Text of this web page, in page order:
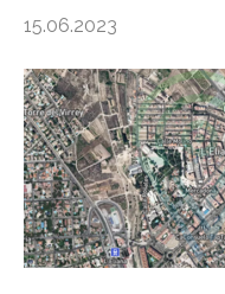
15.06.2023